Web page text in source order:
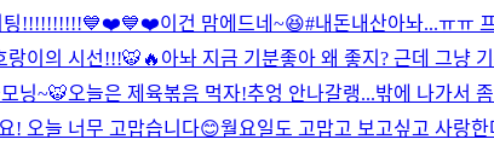
팅!!!!!!!!!!💙❤️💙❤️이건 맘에드네~😆#내돈내산아놔...ㅠㅠ
랑이의 시선!!!🐯🔥 아놔 지금 기분좋아 왜 좋지? 근데 그냥
닝~🐯오늘은 제육볶음 먹자!추엉 안나갈랭...밖에 나가서
! 오늘 너무 고맙습니다😊월요일도 고맙고 보고싶고 사랑한